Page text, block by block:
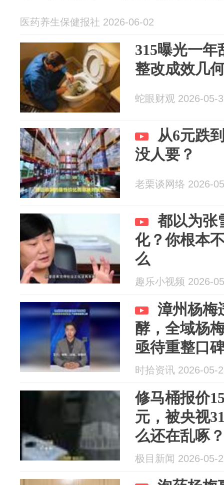
医药养生保健报社 2026-06-02
315曝光一
整改成效几
蛇眼财观 2026-05-
从6元跌
没人要？
老栗谈网络 2026-
都以为张
化？你根本
么
趣乐小视频 2026-
漳州杨梅
酵，全域杨
亟待重整口
时拾资讯 2026-05-
修马桶报价
元，被央视
么还在乱啄
极目新闻 2026-05-